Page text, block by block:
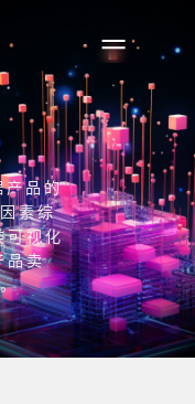
产品的
素综
可视化
品卖